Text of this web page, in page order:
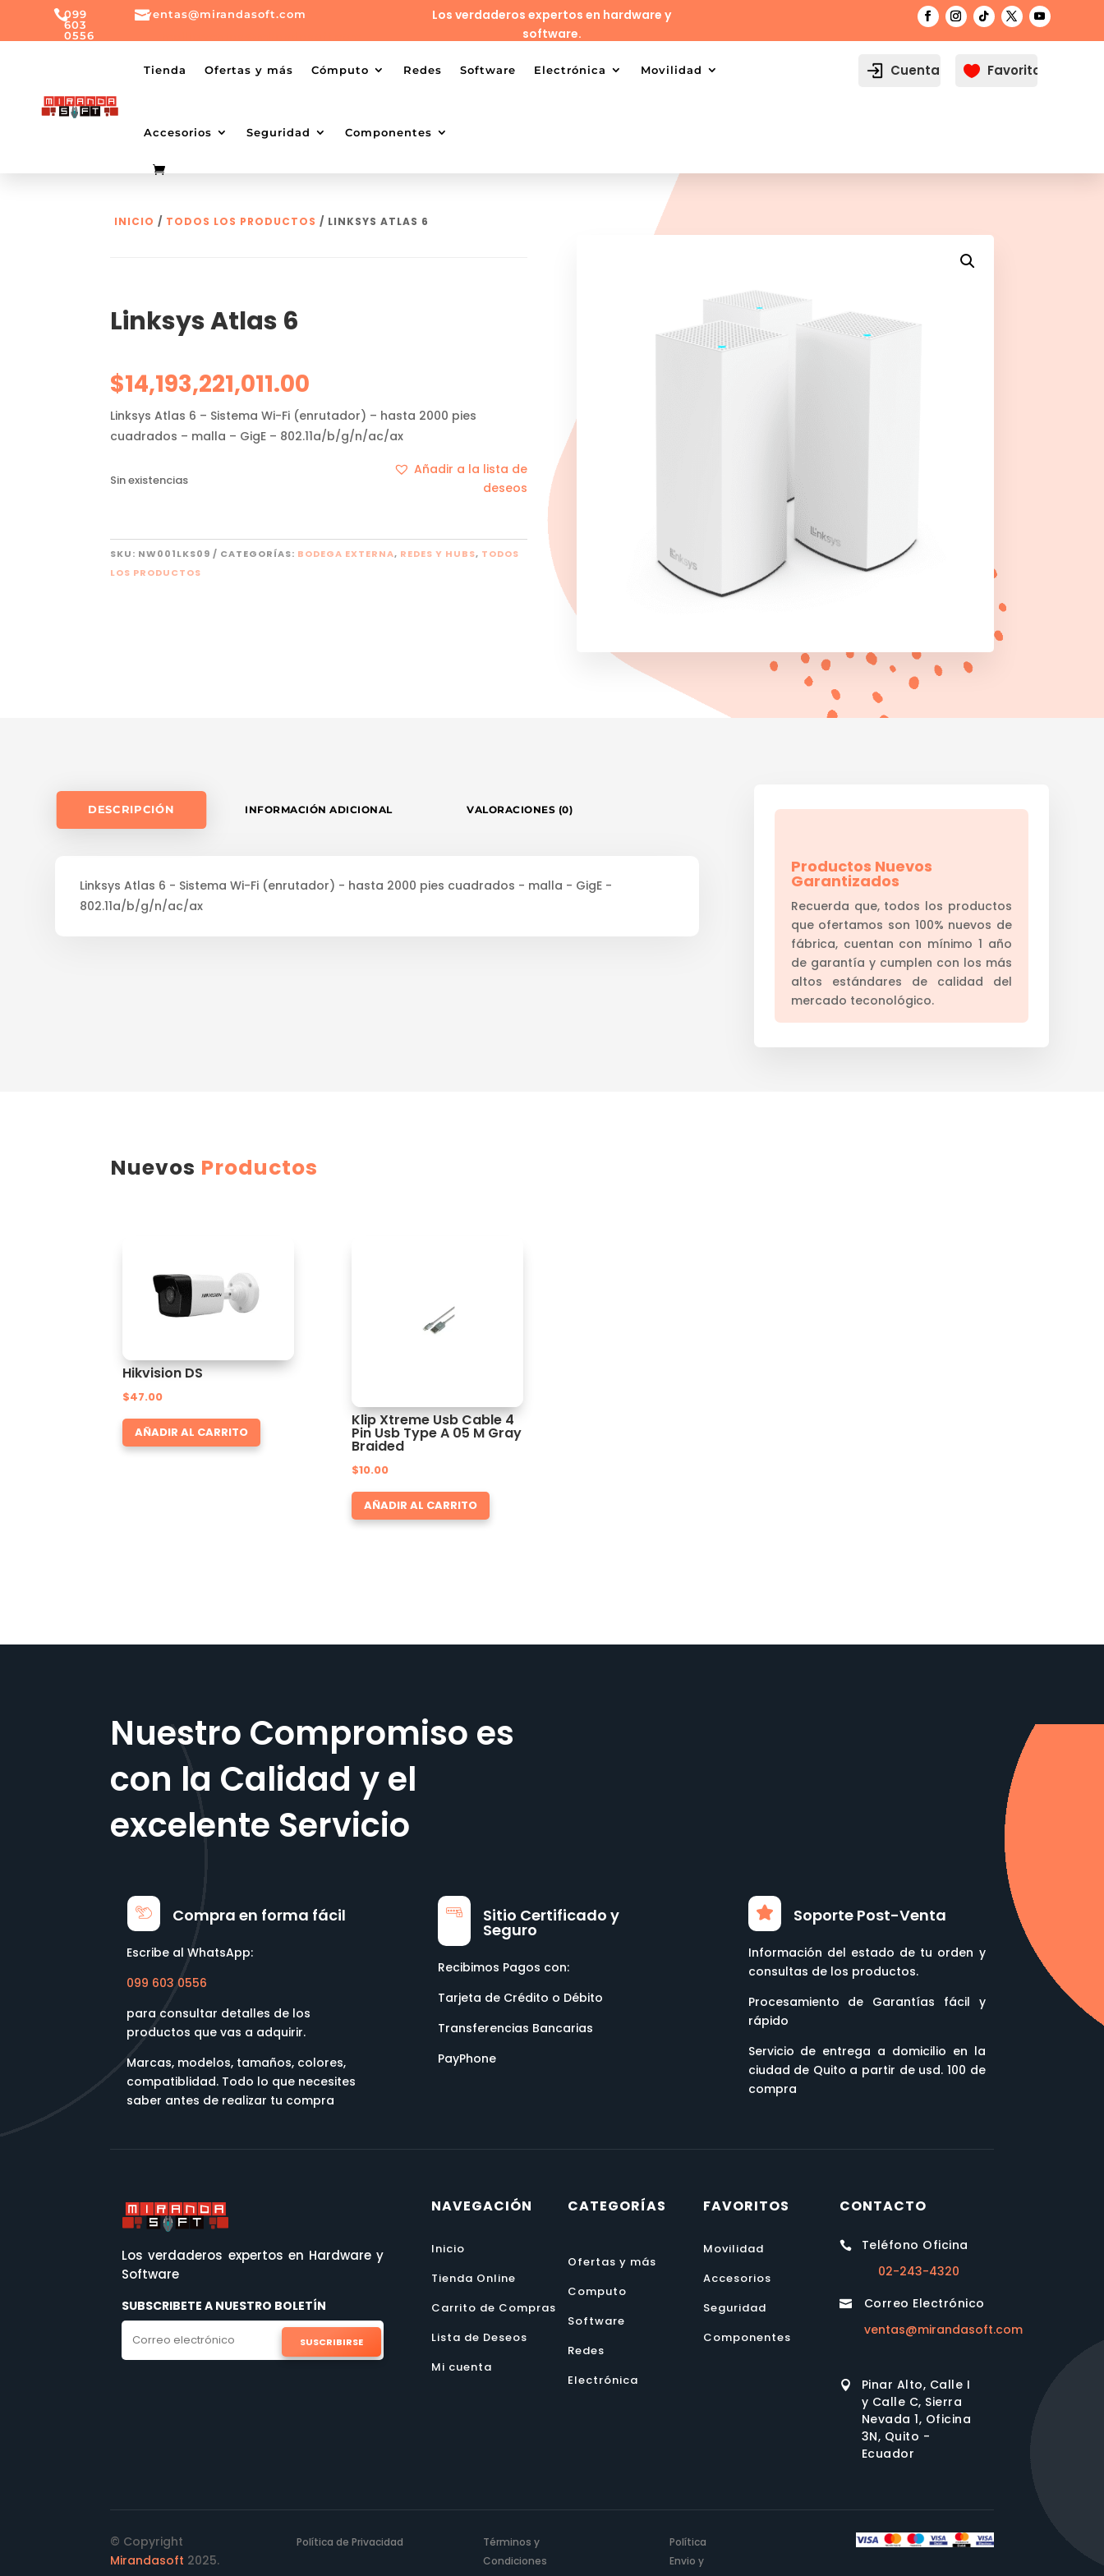
099
603
0556
0556
ventas@mirandasoft.com
mailto:ventas@mirandasoft.com
Los verdaderos expertos en hardware y
software.
Tienda Ofertas y más Cómputo Redes Software Electrónica Movilidad
Accesorios Seguridad Componentes
Cuenta  Favoritos
INICIO / TODOS LOS PRODUCTOS / LINKSYS ATLAS 6
Linksys Atlas 6
$14,193,221,011.00
Linksys Atlas 6 – Sistema Wi-Fi (enrutador) – hasta 2000 pies
cuadrados – malla – GigE – 802.11a/b/g/n/ac/ax
Sin existencias
Añadir a la lista de
deseos
SKU: NW001LKS09 CATEGORÍAS: BODEGA EXTERNA, REDES Y HUBS, TODOS
LOS PRODUCTOS
DESCRIPCIÓN INFORMACIÓN ADICIONAL VALORACIONES (0)
Linksys Atlas 6 - Sistema Wi-Fi (enrutador) - hasta 2000 pies cuadrados - malla - GigE -
802.11a/b/g/n/ac/ax
Productos Nuevos
Garantizados
Recuerda que, todos los productos
que ofertamos son 100% nuevos de
fábrica, cuentan con mínimo 1 año
de garantía y cumplen con los más
altos estándares de calidad del
mercado teconológico.
Nuevos Productos
Hikvision DS
$47.00
AÑADIR AL CARRITO
Klip Xtreme Usb Cable 4
Pin Usb Type A 05 M Gray
Braided
$10.00
AÑADIR AL CARRITO
Nuestro Compromiso es
con la Calidad y el
excelente Servicio
Compra en forma fácil
Escribe al WhatsApp:
099 603 0556
para consultar detalles de los
productos que vas a adquirir.
Marcas, modelos, tamaños, colores,
compatiblidad. Todo lo que necesites
saber antes de realizar tu compra
Sitio Certificado y
Seguro
Recibimos Pagos con:
Tarjeta de Crédito o Débito
Transferencias Bancarias
PayPhone
Soporte Post-Venta
Información del estado de tu orden y
consultas de los productos.
Procesamiento de Garantías fácil y
rápido
Servicio de entrega a domicilio en la
ciudad de Quito a partir de usd. 100 de
compra
Los verdaderos expertos en Hardware y
Software
SUBSCRIBETE A NUESTRO BOLETÍN
SUSCRIBIRSE
NAVEGACIÓN
Inicio
Tienda Online
Carrito de Compras
Lista de Deseos
Mi cuenta
CATEGORÍAS
Ofertas y más
Computo
Software
Redes
Electrónica
FAVORITOS
Movilidad
Accesorios
Seguridad
Componentes
CONTACTO

Teléfono Oficina
02-243-4320

Correo Electrónico
ventas@mirandasoft.com

Pinar Alto, Calle I
y Calle C, Sierra
Nevada 1, Oficina
3N, Quito -
Ecuador
© Copyright
Mirandasoft 2025.
Política de Privacidad
Términos y
Condiciones
Política
Envio y